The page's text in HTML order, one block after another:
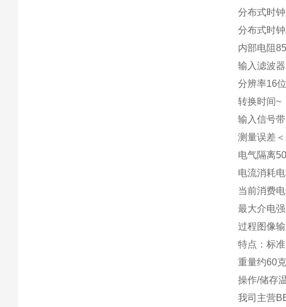
分布式时
分布式时
内部电阻
输入滤波
分辨率16
转换时间~
输入信号
测量误差
电气隔离
电流消耗
当前消费
最大介电
过程图像
特点：标
重量约60克
操作/储存
我司主营